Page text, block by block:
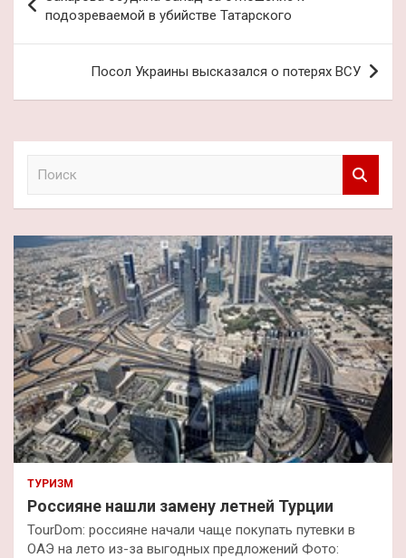
по
записям
подозреваемой в убийстве Татарского
Посол Украины высказался о потерях ВСУ
к
ТУРИЗМ
Россияне нашли замену летней Турции
TourDom: россияне начали чаще покупать путевки в
ОАЭ на лето из-за выгодных предложений Фото: